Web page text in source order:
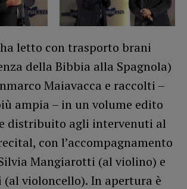
letto con trasporto brani
della Bibbia alla Spagnola)
Maiavacca e raccolti –
ampia – in un volume edito
distribuito agli intervenuti al
con l’accompagnamento
Mangiarotti (al violino) e
(al violoncello). In apertura è